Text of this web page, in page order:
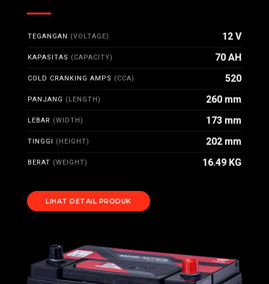
TEGANGAN (VOLTAGE) 12 V
KAPASITAS (CAPACITY) 70 AH
COLD CRANKING AMPS (CCA) 520
PANJANG (LENGTH) 260 mm
LEBAR (WIDTH) 173 mm
TINGGI (HEIGHT) 202 mm
BERAT (WEIGHT) 16.49 KG
LIHAT DETAIL PRODUK